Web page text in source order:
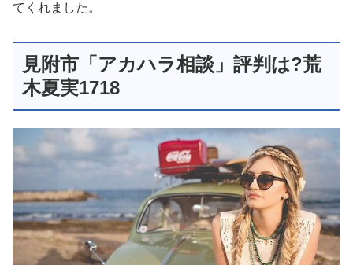
てくれました。
見附市「アカハラ相談」評判は?荒
木夏実1718